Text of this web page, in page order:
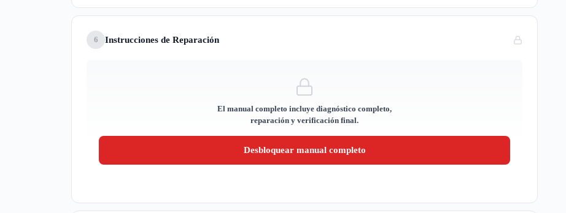
6 Instrucciones de Reparación
El manual completo incluye diagnóstico completo,
reparación y verificación final.
Desbloquear manual completo